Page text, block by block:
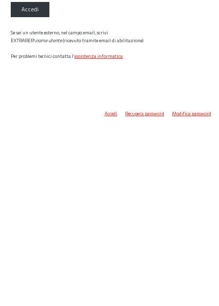
Accedi
Se sei un utente esterno, nel campo email, scrivi
EXTRARER\nome utente(ricevuto tramite email di abilitazione)
Per problemi tecnici contatta l’assistenza informatica.
Accedi Recupera password Modifica password